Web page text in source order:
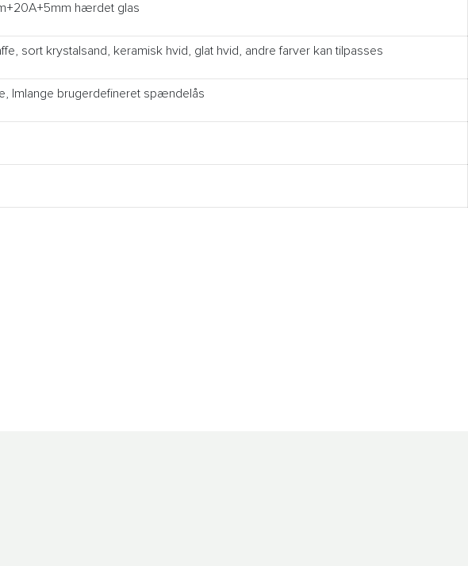
hærdet glas
sort krystalsand, keramisk hvid, glat hvid, andre farver kan tilpasses
Imlange brugerdefineret spændelås